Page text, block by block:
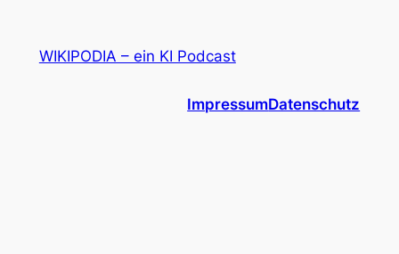
WIKIPODIA – ein KI Podcast
ImpressumDatenschutz